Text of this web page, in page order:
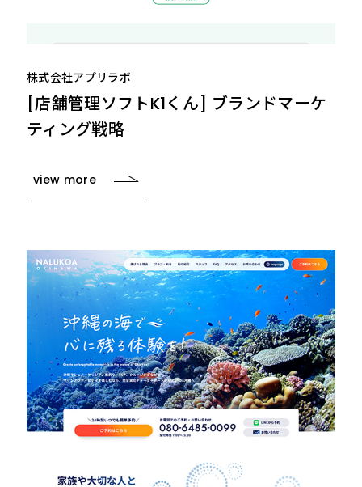
株式会社アプリラボ
[店舗管理ソフトK1くん] ブランドマーケ
ティング戦略
view more